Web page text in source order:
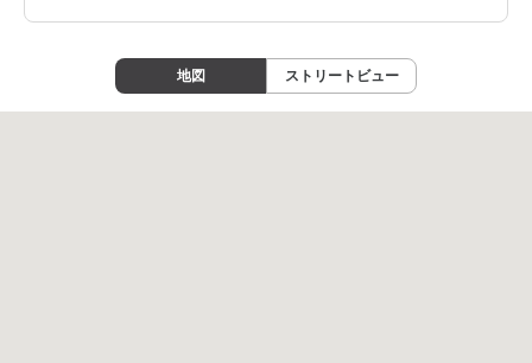
地図 ストリートビュー